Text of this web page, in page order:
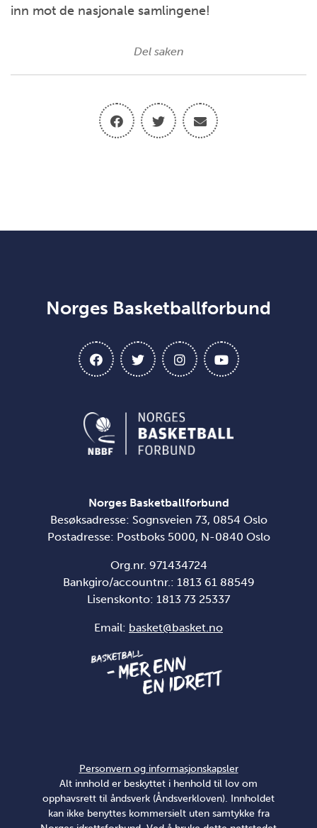
inn mot de nasjonale samlingene!
Del saken
Norges Basketballforbund
Norges Basketballforbund
Besøksadresse: Sognsveien 73, 0854 Oslo
Postadresse: Postboks 5000, N-0840 Oslo
Org.nr. 971434724
Bankgiro/accountnr.: 1813 61 88549
Lisenskonto: 1813 73 25337
Email: basket@basket.no
Personvern og informasjonskapsler
Alt innhold er beskyttet i henhold til lov om
opphavsrett til åndsverk (Åndsverkloven). Innholdet
kan ikke benyttes kommersielt uten samtykke fra